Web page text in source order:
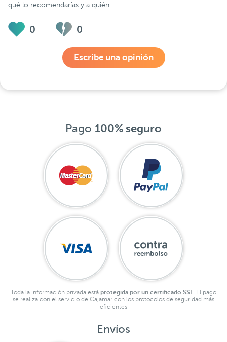
qué lo recomendarías y a quién.
0 0
Escribe una opinión
Pago 100% seguro
Toda la información privada está protegida por un certificado SSL. El pago
se realiza con el servicio de Cajamar con los protocolos de seguridad más
eficientes
Envíos